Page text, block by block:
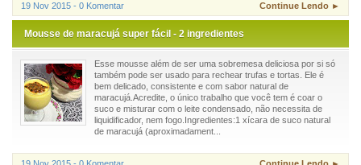
19 Nov 2015 - 0 Komentar Continue Lendo ►
Mousse de maracujá super fácil - 2 ingredientes
Esse mousse além de ser uma sobremesa deliciosa por si só
também pode ser usado para rechear trufas e tortas. Ele é
bem delicado, consistente e com sabor natural de
maracujá.Acredite, o único trabalho que você tem é coar o
suco e misturar com o leite condensado, não necessita de
liquidificador, nem fogo.Ingredientes:1 xícara de suco natural
de maracujá (aproximadament...